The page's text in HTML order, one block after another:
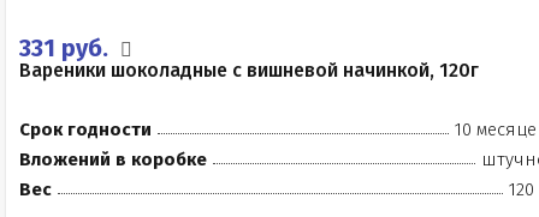
331 руб.
Вареники шоколадные с вишневой начинкой, 120г
Срок годности
10
Вложений в коробке
Вес
120